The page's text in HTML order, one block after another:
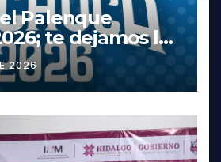
Palenque
te dejamos la
las
precios
2026